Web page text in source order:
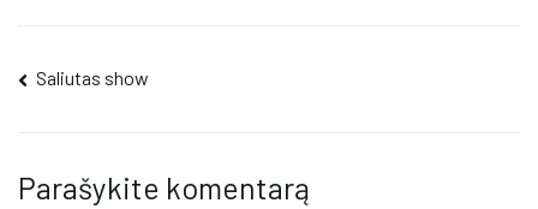
Navigacija
įrašų
Saliutas show
Parašykite komentarą